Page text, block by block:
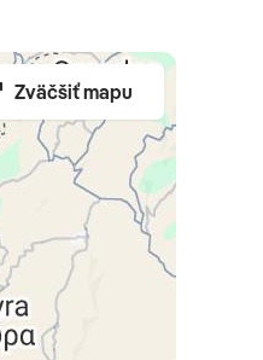
Zväčšiť mapu